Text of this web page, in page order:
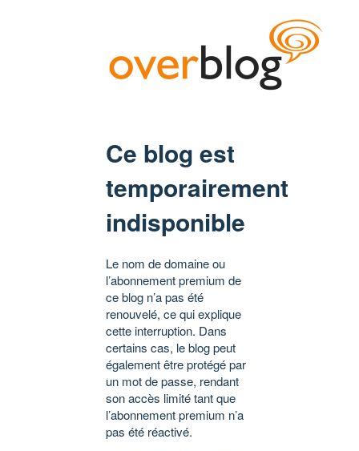
Ce blog est
temporairement
indisponible
Le nom de domaine ou
l’abonnement premium de
ce blog n’a pas été
renouvelé, ce qui explique
cette interruption. Dans
certains cas, le blog peut
également être protégé par
un mot de passe, rendant
son accès limité tant que
l’abonnement premium n’a
pas été réactivé.